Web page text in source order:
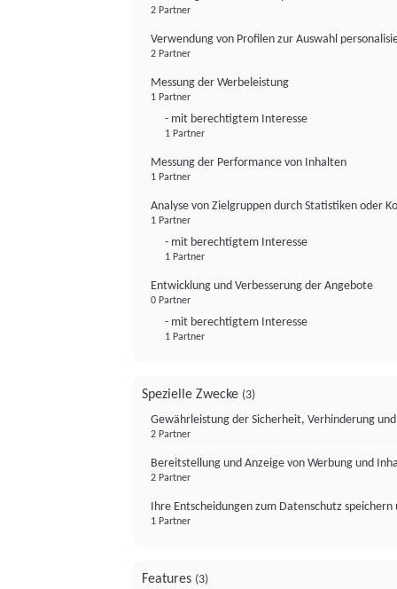
2 Partner
Verwendung von Profilen zur Auswahl
2 Partner
Messung der Werbeleistung
1 Partner
- mit berechtigtem Interesse
1 Partner
Messung der Performance von Inhalten
1 Partner
Analyse von Zielgruppen durch Statistiken oder
1 Partner
- mit berechtigtem Interesse
1 Partner
Entwicklung und Verbesserung der Angebote
0 Partner
- mit berechtigtem Interesse
1 Partner
Spezielle Zwecke (3)
Gewährleistung der Sicherheit, Verhinderung
2 Partner
Bereitstellung und Anzeige von Werbung und
2 Partner
Ihre Entscheidungen zum Datenschutz
1 Partner
Features (3)